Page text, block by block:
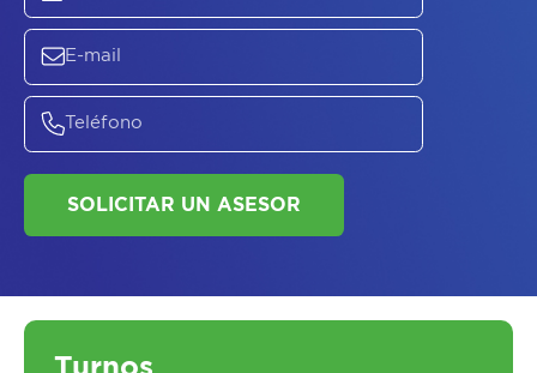
ASESORATE SOBREELPLAN DE
SALUD